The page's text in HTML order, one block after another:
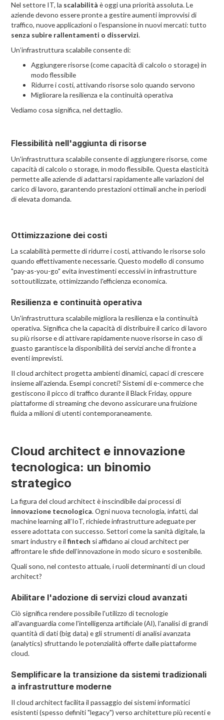
Nel settore IT, la scalabilità è oggi una priorità assoluta. Le
aziende devono essere pronte a gestire aumenti improvvisi di
traffico, nuove applicazioni o l’espansione in nuovi mercati: tutto
senza subire rallentamenti o disservizi.
Un’infrastruttura scalabile consente di:
Aggiungere risorse (come capacità di calcolo o storage) in
modo flessibile
Ridurre i costi, attivando risorse solo quando servono
Migliorare la resilienza e la continuità operativa
Vediamo cosa significa, nel dettaglio.
Flessibilità nell'aggiunta di risorse
Un'infrastruttura scalabile consente di aggiungere risorse, come
capacità di calcolo o storage, in modo flessibile. Questa elasticità
permette alle aziende di adattarsi rapidamente alle variazioni del
carico di lavoro, garantendo prestazioni ottimali anche in periodi
di elevata domanda.
Ottimizzazione dei costi
La scalabilità permette di ridurre i costi, attivando le risorse solo
quando effettivamente necessarie. Questo modello di consumo
"pay-as-you-go" evita investimenti eccessivi in infrastrutture
sottoutilizzate, ottimizzando l'efficienza economica.
Resilienza e continuità operativa
Un'infrastruttura scalabile migliora la resilienza e la continuità
operativa. Significa che la capacità di distribuire il carico di lavoro
su più risorse e di attivare rapidamente nuove risorse in caso di
guasto garantisce la disponibilità dei servizi anche di fronte a
eventi imprevisti.
Il cloud architect progetta ambienti dinamici, capaci di crescere
insieme all’azienda. Esempi concreti? Sistemi di e-commerce che
gestiscono il picco di traffico durante il Black Friday, oppure
piattaforme di streaming che devono assicurare una fruizione
fluida a milioni di utenti contemporaneamente.
Cloud architect e innovazione
tecnologica: un binomio
strategico
La figura del cloud architect è inscindibile dai processi di
innovazione tecnologica. Ogni nuova tecnologia, infatti, dal
machine learning all’IoT, richiede infrastrutture adeguate per
essere adottata con successo. Settori come la sanità digitale, la
smart industry e ilfintech si affidano ai cloud architect per
affrontare le sfide dell’innovazione in modo sicuro e sostenibile.
Quali sono, nel contesto attuale, i ruoli determinanti di un cloud
architect?
Abilitare l'adozione di servizi cloud avanzati
Ciò significa rendere possibile l'utilizzo di tecnologie
all'avanguardia come l'intelligenza artificiale (AI), l'analisi di grandi
quantità di dati (big data) e gli strumenti di analisi avanzata
(analytics) sfruttando le potenzialità offerte dalle piattaforme
cloud.
Semplificare la transizione da sistemi tradizionali
a infrastrutture moderne
Il cloud architect facilita il passaggio dei sistemi informatici
esistenti (spesso definiti "legacy") verso architetture più recenti e